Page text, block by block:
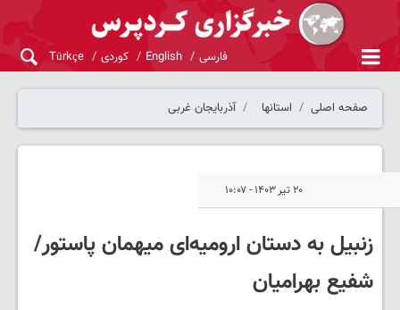
فارسی English کوردی Türkçe
صفحه اصلی استانها آذربایجان غربی
۲۰ تیر ۱۴۰۳ - ۱۰:۰۷
زنبیل به دستان ارومیه‌ای میهمان پاستور/
شفیع بهرامیان